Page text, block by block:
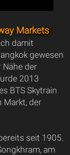
Markets
damit
gewesen
der
2013
BTS Skytrain
Markt, der
seit 1905.
am